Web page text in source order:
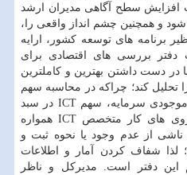
افزایش سطح آگاهی مدیران ارشد
و همچنین چشم انداز واقعی را،
برنامه های توسعه كشور، ارایه
دفتر بررسی های اقتصادی برای
دست داشتن بهترین و كاملترین
تحلیل كند؛ چراكه در محاسبه سهم
ارزش افزوده، سرمایه گذاری، موجودی سرمایه، سهم ICT در سبد
هزینه خانوار، اشتغال، تعداد نیروی های كار متخصص ICT همواره
از عدم وجود یا نحوه ثبت و
لذا شفاف كردن آمار و اطلاعات
این دفتر است. مدیركل و ناظر